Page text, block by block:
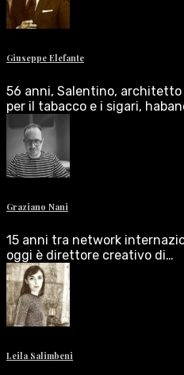
Giuseppe Elefante
56 anni, Salentino,
per il tabacco e i sigari,
Graziano Nani
15 anni tra network
oggi è direttore creativo di…
Leila Salimbeni